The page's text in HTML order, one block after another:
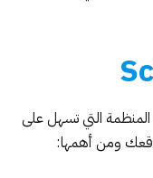
المنظمة التي تسهل على
ومن أهمها: